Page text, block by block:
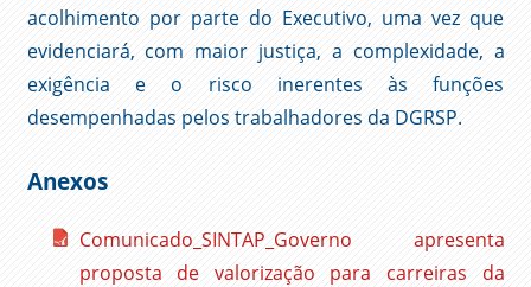
acolhimento por parte do Executivo, uma vez que
evidenciará, com maior justiça, a complexidade, a
exigência e o risco inerentes às funções
desempenhadas pelos trabalhadores da DGRSP.
Anexos
Comunicado_SINTAP_Governo apresenta
proposta de valorização para carreiras da